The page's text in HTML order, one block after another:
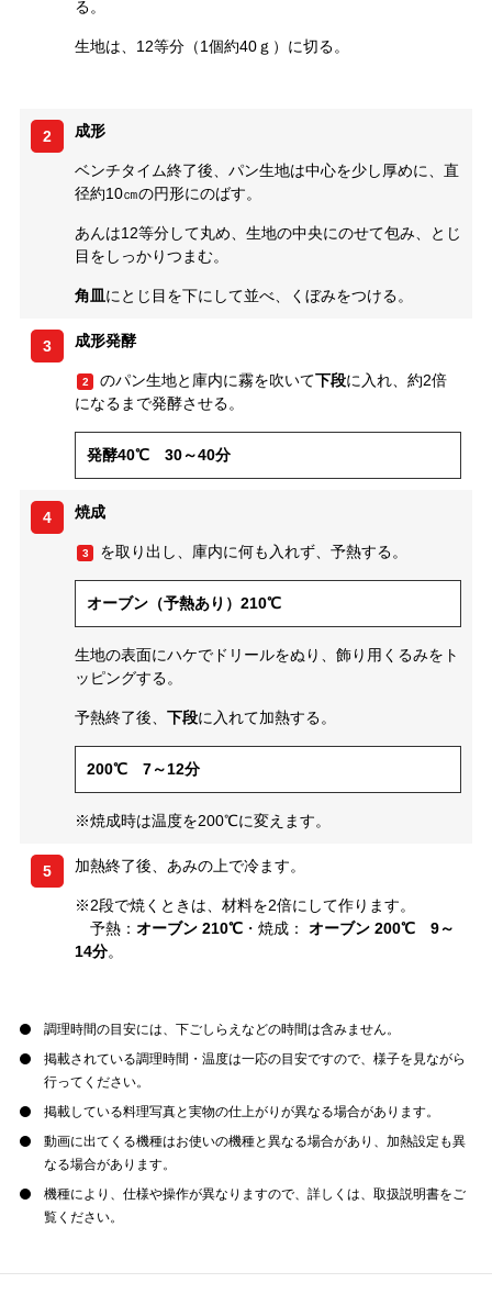
る。
生地は、12等分（1個約40ｇ）に切る。
2 成形
ベンチタイム終了後、パン生地は中心を少し厚めに、直
径約10㎝の円形にのばす。
あんは12等分して丸め、生地の中央にのせて包み、とじ
目をしっかりつまむ。
角皿にとじ目を下にして並べ、くぼみをつける。
3 成形発酵
2 のパン生地と庫内に霧を吹いて下段に入れ、約2倍
になるまで発酵させる。
発酵40℃ 30～40分
4 焼成
3 を取り出し、庫内に何も入れず、予熱する。
オーブン（予熱あり）210℃
生地の表面にハケでドリールをぬり、飾り用くるみをト
ッピングする。
予熱終了後、 下段に入れて加熱する。
200℃ 7～12分
※焼成時は温度を200℃に変えます。
5 加熱終了後、あみの上で冷ます。
※2段で焼くときは、材料を2倍にして作ります。
予熱： オーブン 210℃ ・焼成： オーブン 200℃ 9～
14分。
調理時間の目安には、下ごしらえなどの時間は含みません。
掲載されている調理時間・温度は一応の目安ですので、様子を見ながら
行ってください。
掲載している料理写真と実物の仕上がりが異なる場合があります。
動画に出てくる機種はお使いの機種と異なる場合があり、加熱設定も異
なる場合があります。
機種により、仕様や操作が異なりますので、詳しくは、取扱説明書をご
覧ください。